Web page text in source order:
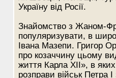
Україну від Росії.
Знайомство з Жаном-
популяризувати, в
Івана Мазепи. Григор
про козаччину цьому
життя Карла ХІІ», в
розправи військ Петра